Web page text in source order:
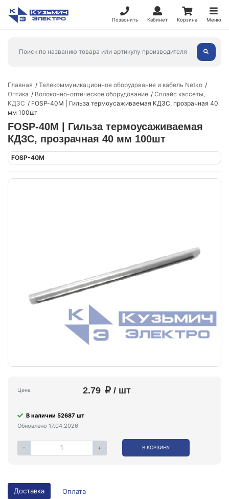
Позвонить Кабинет Корзина Меню
Главная
Телекоммуникационное оборудование и кабель Netko
Оптика
Волоконно-оптическое оборудование
Сплайс кассеты,
КДЗС
FOSP-40M | Гильза термоусаживаемая КДЗС, прозрачная 40
мм 100шт
FOSP-40M | Гильза термоусаживаемая
КДЗС, прозрачная 40 мм 100шт
FOSP-40M
Цена 2.79 / шт
В наличии 52687 шт
Обновлено 17.04.2026
- + В КОРЗИНУ
Доставка Оплата